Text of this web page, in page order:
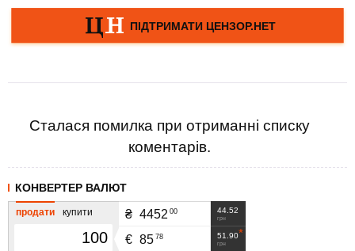
Сталася помилка при отриманні списку
коментарів.
КОНВЕРТЕР ВАЛЮТ
продати купити 44.52
грн
₴ 4452 00
51.90
грн
€ 85 78